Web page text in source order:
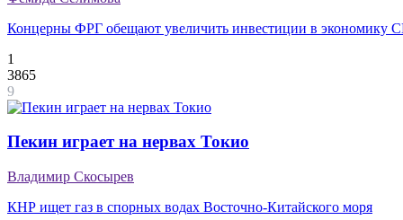
Концерны ФРГ обещают увеличить инвестиции в экономику
1
3865
9
Пекин играет на нервах Токио
Владимир Скосырев
КНР ищет газ в спорных водах Восточно-Китайского моря